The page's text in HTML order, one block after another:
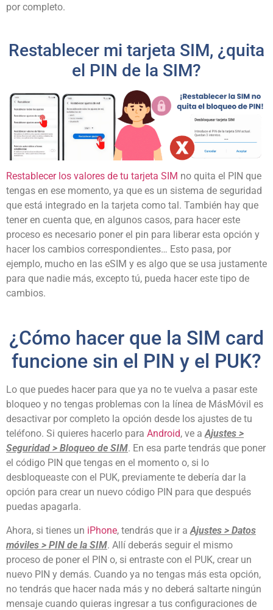
por completo.
Restablecer mi tarjeta SIM, ¿quita
el PIN de la SIM?
Restablecer los valores de tu tarjeta SIM no quita el PIN que
tengas en ese momento, ya que es un sistema de seguridad
que está integrado en la tarjeta como tal. También hay que
tener en cuenta que, en algunos casos, para hacer este
proceso es necesario poner el pin para liberar esta opción y
hacer los cambios correspondientes… Esto pasa, por
ejemplo, mucho en las eSIM y es algo que se usa justamente
para que nadie más, excepto tú, pueda hacer este tipo de
cambios.
¿Cómo hacer que la SIM card
funcione sin el PIN y el PUK?
Lo que puedes hacer para que ya no te vuelva a pasar este
bloqueo y no tengas problemas con la línea de MásMóvil es
desactivar por completo la opción desde los ajustes de tu
teléfono. Si quieres hacerlo para Android, ve aAjustes >
Seguridad > Bloqueo de SIM. En esa parte tendrás que poner
el código PIN que tengas en el momento o, si lo
desbloqueaste con el PUK, previamente te debería dar la
opción para crear un nuevo código PIN para que después
puedas apagarla.
Ahora, si tienes un iPhone, tendrás que ir a Ajustes > Datos
móviles > PIN de la SIM. Allí deberás seguir el mismo
proceso de poner el PIN o, si entraste con el PUK, crear un
nuevo PIN y demás. Cuando ya no tengas más esta opción,
no tendrás que hacer nada más y no deberá saltarte ningún
mensaje cuando quieras ingresar a tus configuraciones de